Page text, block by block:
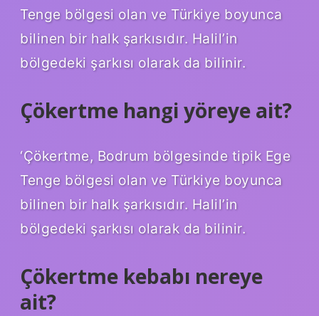
Tenge bölgesi olan ve Türkiye boyunca
bilinen bir halk şarkısıdır. Halil’in
bölgedeki şarkısı olarak da bilinir.
Çökertme hangi yöreye ait?
‘Çökertme, Bodrum bölgesinde tipik Ege
Tenge bölgesi olan ve Türkiye boyunca
bilinen bir halk şarkısıdır. Halil’in
bölgedeki şarkısı olarak da bilinir.
Çökertme kebabı nereye
ait?